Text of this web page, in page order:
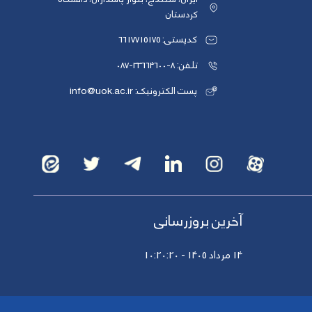
کردستان
کدپستی: 6617715175
تلفن: 8-33664600-087
پست الکترونیک: info@uok.ac.ir
آخرین بروزرسانی
14 مرداد 1405 - 10:20:20